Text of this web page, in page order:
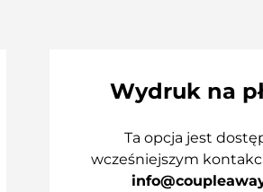
Wydruk na
Ta opcja jest
wcześniejszym